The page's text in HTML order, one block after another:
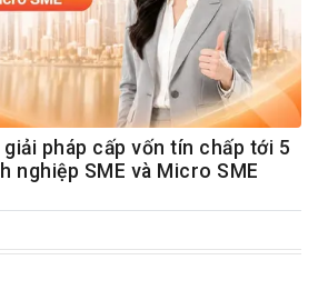
giải pháp cấp vốn tín chấp tới 5
nghiệp SME và Micro SME